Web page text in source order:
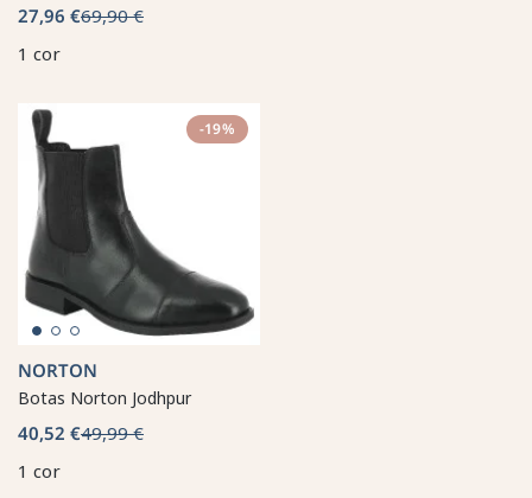
27,96 €69,90 €
1 cor
-19%
NORTON
Botas Norton Jodhpur
40,52 €49,99 €
1 cor